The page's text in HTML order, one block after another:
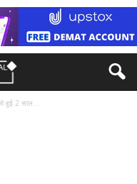
हुई 2 साल...